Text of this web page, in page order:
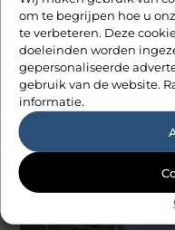
om te begrijpen hoe u
te verbeteren. Deze
doeleinden worden
gepersonaliseerde
gebruik van de website.
informatie.
De wereldtaal van
Waterpijp roken is een
culturen over de hele
sociale
M Vd Webdesign